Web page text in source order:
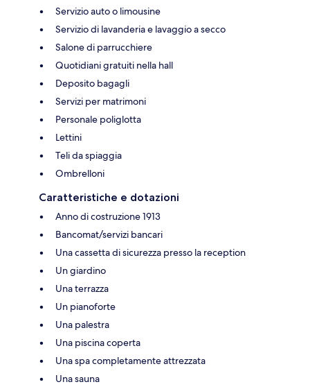
Servizio auto o limousine
Servizio di lavanderia e lavaggio a secco
Salone di parrucchiere
Quotidiani gratuiti nella hall
Deposito bagagli
Servizi per matrimoni
Personale poliglotta
Lettini
Teli da spiaggia
Ombrelloni
Caratteristiche e dotazioni
Anno di costruzione 1913
Bancomat/servizi bancari
Una cassetta di sicurezza presso la reception
Un giardino
Una terrazza
Un pianoforte
Una palestra
Una piscina coperta
Una spa completamente attrezzata
Una sauna